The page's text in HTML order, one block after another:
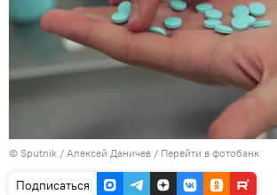
© Sputnik / Алексей Даничев / Перейти в фотобанк
Подписаться